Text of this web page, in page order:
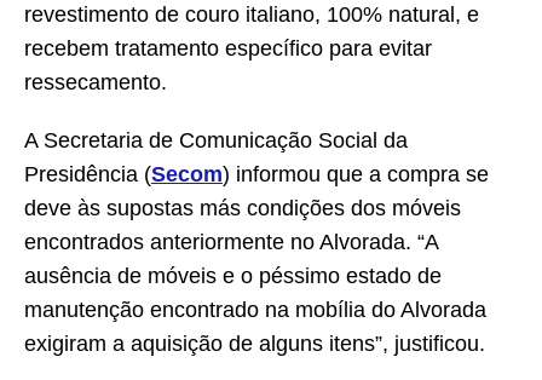
revestimento de couro italiano, 100% natural, e
recebem tratamento específico para evitar
ressecamento.
A Secretaria de Comunicação Social da
Presidência (Secom) informou que a compra se
deve às supostas más condições dos móveis
encontrados anteriormente no Alvorada. “A
ausência de móveis e o péssimo estado de
manutenção encontrado na mobília do Alvorada
exigiram a aquisição de alguns itens”, justificou.